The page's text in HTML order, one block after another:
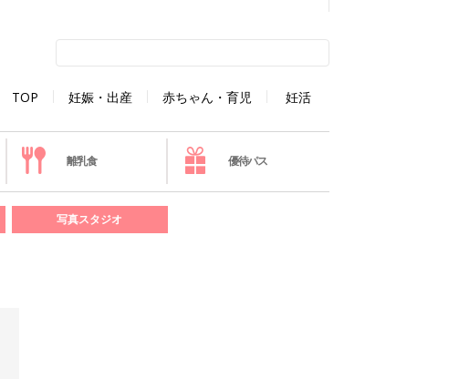
TOP 妊娠・出産 赤ちゃん・育児 妊活
離乳食 優待パス
写真スタジオ